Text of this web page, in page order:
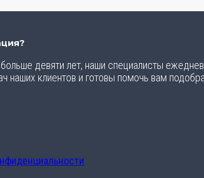
девяти лет, наши специалисты
наших клиентов и готовы помочь вам